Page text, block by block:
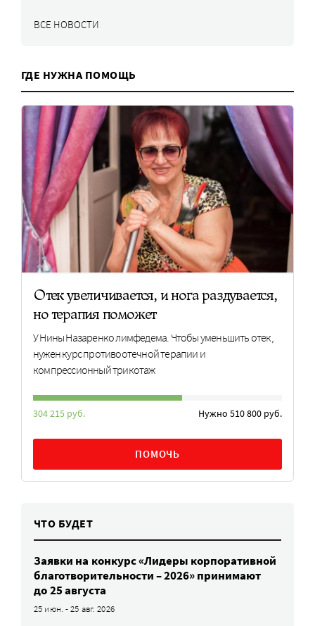
ВСЕ НОВОСТИ
ГДЕ НУЖНА ПОМОЩЬ
Отек увеличивается, и нога раздувается,
но терапия поможет
У Нины Назаренко лимфедема. Чтобы уменьшить отек,
нужен курс противоотечной терапии и
компрессионный трикотаж
304 215 руб. Нужно 510 800 руб.
ПОМОЧЬ
ЧТО БУДЕТ
Заявки на конкурс «Лидеры корпоративной
благотворительности – 2026» принимают
до 25 августа
25 июн. - 25 авг. 2026